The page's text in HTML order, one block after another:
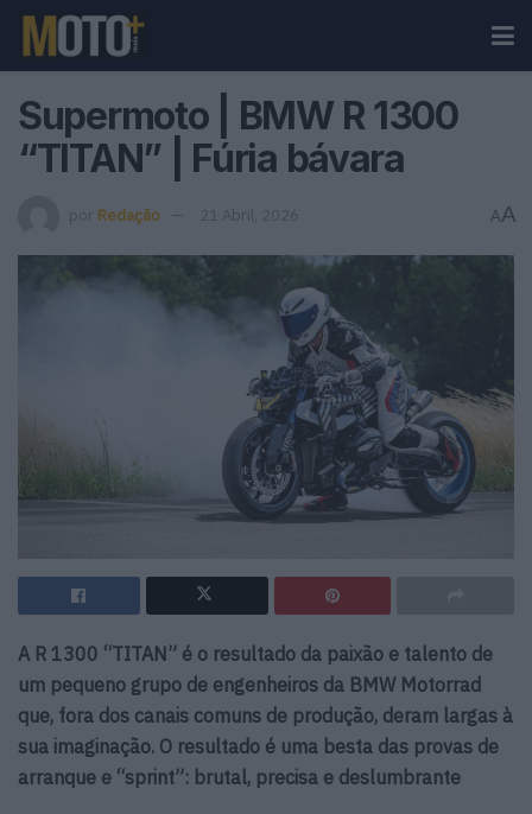
Supermoto | BMW R 1300
“TITAN” | Fúria bávara
por Redação 21 Abril, 2026 AA
A R 1300 “TITAN” é o resultado da paixão e talento de
um pequeno grupo de engenheiros da BMW Motorrad
que, fora dos canais comuns de produção, deram largas à
sua imaginação. O resultado é uma besta das provas de
arranque e “sprint”: brutal, precisa e deslumbrante